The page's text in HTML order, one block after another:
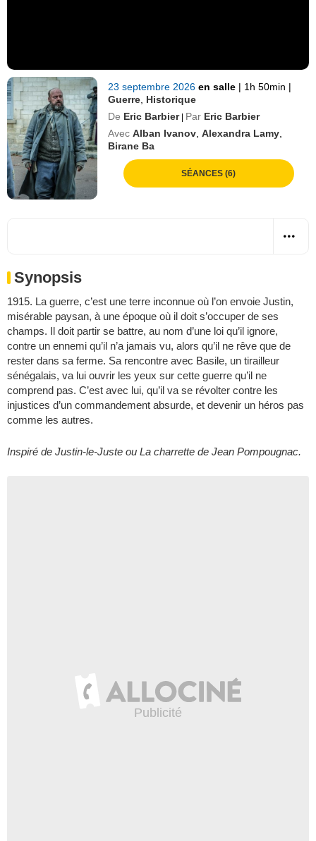
23 septembre 2026en salle | 1h 50min |
Guerre Historique
De Eric Barbier | Par Eric Barbier
Avec Alban Ivanov ,Alexandra Lamy
Birane Ba
SÉANCES (6)
Synopsis
1915. La guerre, c’est une terre inconnue où l’on envoie Justin,
misérable paysan, à une époque où il doit s’occuper de ses
champs. Il doit partir se battre, au nom d’une loi qu’il ignore,
contre un ennemi qu’il n’a jamais vu, alors qu’il ne rêve que de
rester dans sa ferme. Sa rencontre avec Basile, un tirailleur
sénégalais, va lui ouvrir les yeux sur cette guerre qu’il ne
comprend pas. C’est avec lui, qu’il va se révolter contre les
injustices d’un commandement absurde, et devenir un héros pas
comme les autres.
Inspiré de Justin-le-Juste ou La charrette de Jean Pompougnac.